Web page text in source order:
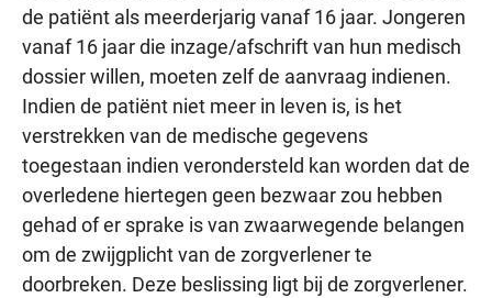
de patiënt als meerderjarig vanaf 16 jaar. Jongeren
vanaf 16 jaar die inzage/afschrift van hun medisch
dossier willen, moeten zelf de aanvraag indienen.
Indien de patiënt niet meer in leven is, is het
verstrekken van de medische gegevens
toegestaan indien verondersteld kan worden dat de
overledene hiertegen geen bezwaar zou hebben
gehad of er sprake is van zwaarwegende belangen
om de zwijgplicht van de zorgverlener te
doorbreken. Deze beslissing ligt bij de zorgverlener.